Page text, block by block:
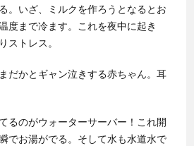
。いざ、ミルクを作ろうとなるとお
度まで冷ます。これを夜中に起き
ストレス。
だかとギャン泣きする赤ちゃん。耳
るのがウォーターサーバー！これ開
でお湯がでる。そして水も水道水で